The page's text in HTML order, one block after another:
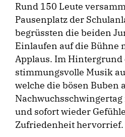
Rund 150 Leute
Pausenplatz der
begrüssten die beiden
Einlaufen auf die Bühne
Applaus. Im Hintergrund
stimmungsvolle Musik
welche die bösen Buben
und sofort wieder
Zufriedenheit hervorrief.